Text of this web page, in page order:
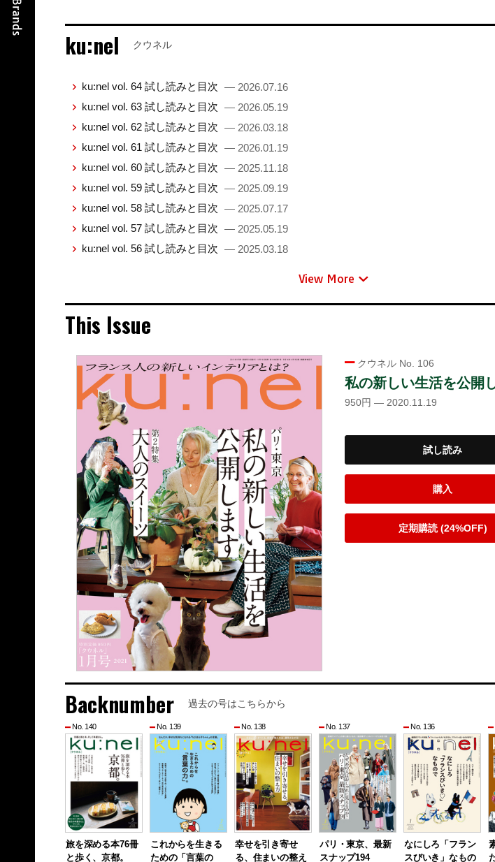
ku:nel クウネル
ku:nel vol. 64 試し読みと目次 — 2026.07.16
ku:nel vol. 63 試し読みと目次 — 2026.05.19
ku:nel vol. 62 試し読みと目次 — 2026.03.18
ku:nel vol. 61 試し読みと目次 — 2026.01.19
ku:nel vol. 60 試し読みと目次 — 2025.11.18
ku:nel vol. 59 試し読みと目次 — 2025.09.19
ku:nel vol. 58 試し読みと目次 — 2025.07.17
ku:nel vol. 57 試し読みと目次 — 2025.05.19
ku:nel vol. 56 試し読みと目次 — 2025.03.18
View More
This Issue
クウネル No. 106
私の新しい生活を公開
950円 — 2020.11.19
試し読み
購入
定期購読 (24%OFF)
Backnumber 過去の号はこちらから
No. 140
旅を深める本76冊
と歩く、京都。
No. 139
これからを生きる
ための「言葉の
No. 138
幸せを引き寄せ
る、住まいの整え
No. 137
パリ・東京、最新
スナップ194
No. 136
なにしろ「フラン
スびいき」なもの